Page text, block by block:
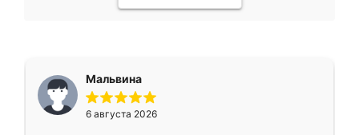
Мальвина
6 августа 2026